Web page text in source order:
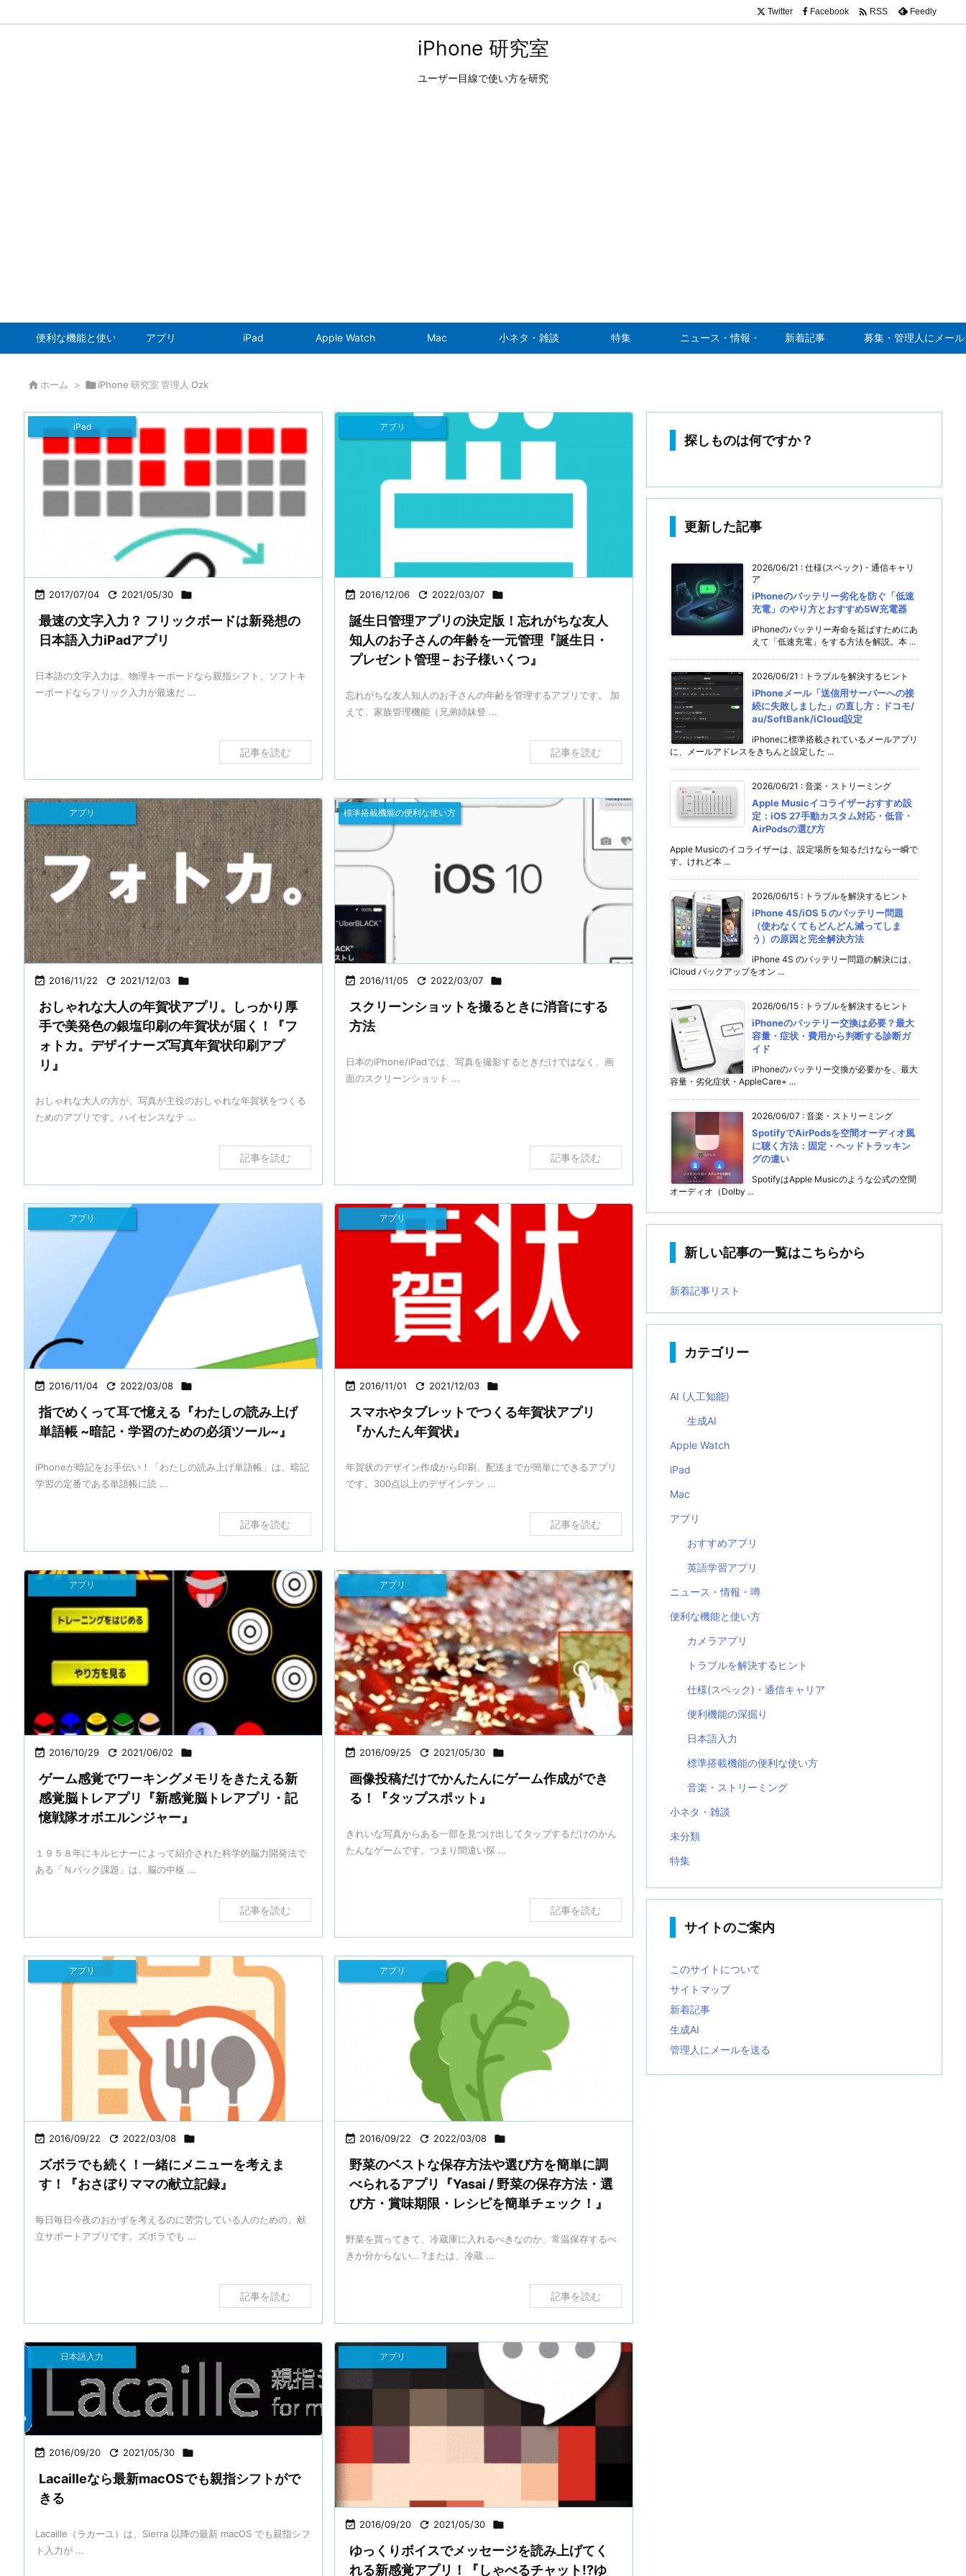
iPhone 研究室
ユーザー目線で使い方を研究
便利な機能と使い方 アプリ iPad Apple Watch Mac 小ネタ・雑談 特集 ニュース・情報・噂 新着記事 募集・管理人にメール
Twitter Facebook  RSS Feedly
 ホーム > iPhone 研究室 管理人 Ozk
 2017/07/04  2021/05/30 
iPad
最速の文字入力？ フリックボードは新発想の
日本語入力iPadアプリ
日本語の文字入力は、物理キーボードなら親指シフト、ソフトキ
ーボードならフリック入力が最速だ ...
記事を読む
 2016/12/06  2022/03/07 
アプリ
誕生日管理アプリの決定版！忘れがちな友人
知人のお子さんの年齢を一元管理『誕生日・
プレゼント管理 – お子様いくつ』
忘れがちな友人知人のお子さんの年齢を管理するアプリです。 加
えて、家族管理機能（兄弟姉妹登 ...
記事を読む
 2016/11/22  2021/12/03 
アプリ
おしゃれな大人の年賀状アプリ。しっかり厚
手で美発色の銀塩印刷の年賀状が届く！『フ
ォトカ。デザイナーズ写真年賀状印刷アプ
リ』
おしゃれな大人の方が、写真が主役のおしゃれな年賀状をつくる
ためのアプリです。ハイセンスなテ ...
記事を読む
 2016/11/05  2022/03/07 
標準搭載機能の便利な使い方
スクリーンショットを撮るときに消音にする
方法
日本のiPhone/iPadでは、写真を撮影するときだけではなく、画
面のスクリーンショット ...
記事を読む
 2016/11/04  2022/03/08 
アプリ
指でめくって耳で憶える『わたしの読み上げ
単語帳 ~暗記・学習のための必須ツール~』
iPhoneが暗記をお手伝い！「わたしの読み上げ単語帳」は、暗記
学習の定番である単語帳に読 ...
記事を読む
 2016/11/01  2021/12/03 
アプリ
スマホやタブレットでつくる年賀状アプリ
『かんたん年賀状』
年賀状のデザイン作成から印刷、配送までが簡単にできるアプリ
です。300点以上のデザインテン ...
記事を読む
 2016/10/29  2021/06/02 
アプリ
ゲーム感覚でワーキングメモリをきたえる新
感覚脳トレアプリ『新感覚脳トレアプリ・記
憶戦隊オボエルンジャー』
１９５８年にキルヒナーによって紹介された科学的脳力開発法で
ある「Ｎバック課題」は、脳の中枢 ...
記事を読む
 2016/09/25  2021/05/30 
アプリ
画像投稿だけでかんたんにゲーム作成ができ
る！『タップスポット』
きれいな写真からある一部を見つけ出してタップするだけのかん
たんなゲームです。つまり間違い探 ...
記事を読む
 2016/09/22  2022/03/08 
アプリ
ズボラでも続く！一緒にメニューを考えま
す！『おさぼりママの献立記録』
毎日毎日今夜のおかずを考えるのに苦労している人のための、献
立サポートアプリです。ズボラでも ...
記事を読む
 2016/09/22  2022/03/08 
アプリ
野菜のベストな保存方法や選び方を簡単に調
べられるアプリ『Yasai / 野菜の保存方法・選
び方・賞味期限・レシピを簡単チェック！』
野菜を買ってきて、冷蔵庫に入れるべきなのか、常温保存するべ
きか分からない… ?または、冷蔵 ...
記事を読む
 2016/09/20  2021/05/30 
日本語入力
Lacailleなら最新macOSでも親指シフトがで
きる
Lacaille（ラカーユ）は、Sierra 以降の最新 macOS でも親指シフ
ト入力が ...
 2016/09/20  2021/05/30 
アプリ
ゆっくりボイスでメッセージを読み上げてく
れる新感覚アプリ！『しゃべるチャット!?ゆ
探しものは何ですか？
更新した記事
2026/06/21 : 仕様(スペック)・通信キャリ
ア
iPhoneのバッテリー劣化を防ぐ「低速
充電」のやり方とおすすめ5W充電器
iPhoneのバッテリー寿命を延ばすためにあ
えて「低速充電」をする方法を解説。本 ...
2026/06/21 : トラブルを解決するヒント
iPhoneメール「送信用サーバーへの接
続に失敗しました」の直し方：ドコモ/
au/SoftBank/iCloud設定
iPhoneに標準搭載されているメールアプリ
に、メールアドレスをきちんと設定した ...
2026/06/21 : 音楽・ストリーミング
Apple Musicイコライザーおすすめ設
定：iOS 27手動カスタム対応・低音・
AirPodsの選び方
Apple Musicのイコライザーは、設定場所を知るだけなら一瞬で
す。けれど本 ...
2026/06/15 : トラブルを解決するヒント
iPhone 4S/iOS 5 のバッテリー問題
（使わなくてもどんどん減ってしま
う）の原因と完全解決方法
iPhone 4S のバッテリー問題の解決には、
iCloud バックアップをオン ...
2026/06/15 : トラブルを解決するヒント
iPhoneのバッテリー交換は必要？最大
容量・症状・費用から判断する診断ガ
イド
iPhoneのバッテリー交換が必要かを、最大
容量・劣化症状・AppleCare+ ...
2026/06/07 : 音楽・ストリーミング
SpotifyでAirPodsを空間オーディオ風
に聴く方法：固定・ヘッドトラッキン
グの違い
SpotifyはApple Musicのような公式の空間
オーディオ（Dolby ...
新しい記事の一覧はこちらから
新着記事リスト
カテゴリー
AI (人工知能)
生成AI
Apple Watch
iPad
Mac
アプリ
おすすめアプリ
英語学習アプリ
ニュース・情報・噂
便利な機能と使い方
カメラアプリ
トラブルを解決するヒント
仕様(スペック)・通信キャリア
便利機能の深掘り
日本語入力
標準搭載機能の便利な使い方
音楽・ストリーミング
小ネタ・雑談
未分類
特集
サイトのご案内
このサイトについて
サイトマップ
新着記事
生成AI
管理人にメールを送る